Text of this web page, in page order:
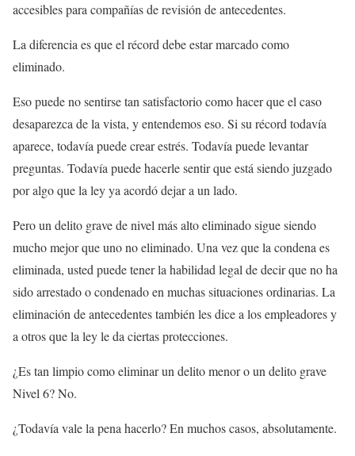
accesibles para compañías de revisión de antecedentes.
La diferencia es que el récord debe estar marcado como
eliminado.
Eso puede no sentirse tan satisfactorio como hacer que el caso
desaparezca de la vista, y entendemos eso. Si su récord todavía
aparece, todavía puede crear estrés. Todavía puede levantar
preguntas. Todavía puede hacerle sentir que está siendo juzgado
por algo que la ley ya acordó dejar a un lado.
Pero un delito grave de nivel más alto eliminado sigue siendo
mucho mejor que uno no eliminado. Una vez que la condena es
eliminada, usted puede tener la habilidad legal de decir que no ha
sido arrestado o condenado en muchas situaciones ordinarias. La
eliminación de antecedentes también les dice a los empleadores y
a otros que la ley le da ciertas protecciones.
¿Es tan limpio como eliminar un delito menor o un delito grave
Nivel 6? No.
¿Todavía vale la pena hacerlo? En muchos casos, absolutamente.